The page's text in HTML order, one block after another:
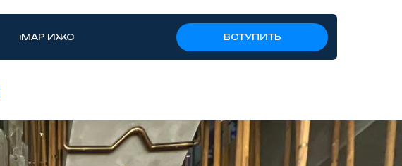
iMAP ИЖС ВСТУПИТЬ